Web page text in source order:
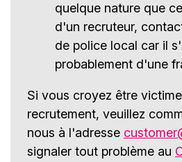
quelque nature que
d'un recruteur,
de police local car il
probablement d'une
Si vous croyez être
recrutement, veuillez
nous à l'adresse
signaler tout problème au